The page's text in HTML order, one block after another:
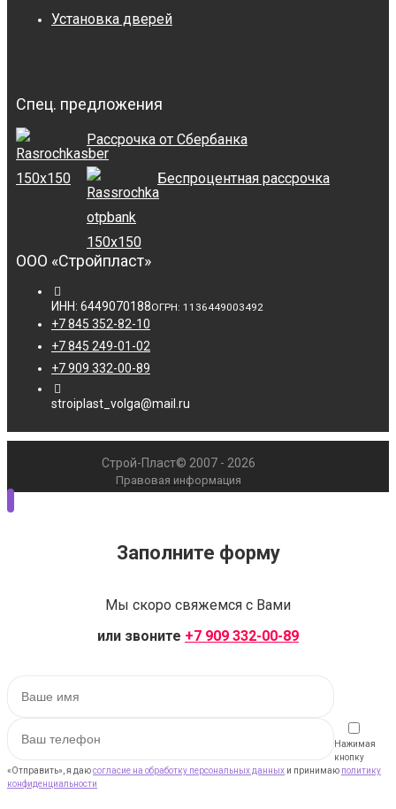
Установка дверей
Спец. предложения
Рассрочка от Сбербанка
Беспроцентная рассрочка
ООО «Стройпласт»
ИНН: 6449070188ОГРН: 1136449003492
+7 845 352-82-10
+7 845 249-01-02
+7 909 332-00-89
stroiplast_volga@mail.ru
Строй-Пласт© 2007 - 2026
Правовая информация
Заполните форму
Мы скоро свяжемся с Вами
или звоните +7 909 332-00-89
Нажимая
кнопку
«Отправить», я даюсогласие на обработку персональных данных и принимаю политику
конфиденциальности